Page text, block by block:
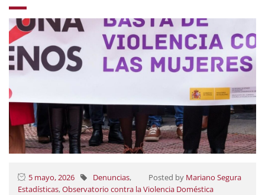
5 mayo, 2026 Posted by Mariano Segura
Denuncias,
Estadísticas,Observatorio contra la Violencia Doméstica